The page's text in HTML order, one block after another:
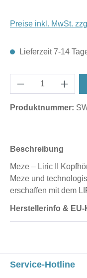
Preise inkl. MwSt.
Lieferzeit 7-14
Produktnummer:
Beschreibung
Meze – Liric II
Meze und
erschaffen mit dem
Herstellerinfo &
Service-Hotline